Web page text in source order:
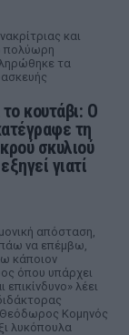
και
πολύωρη
τα
κουτάβι: Ο
τη
σκυλιού
γιατί
απόσταση,
πάω να επέμβω,
κάποιον
όπου υπάρχει
επικίνδυνο» λέει
Κομηνός
λυκόπουλα